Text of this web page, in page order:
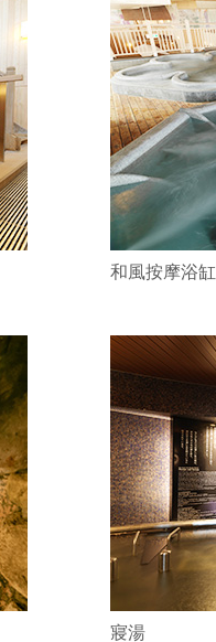
和風按摩浴缸
寢湯